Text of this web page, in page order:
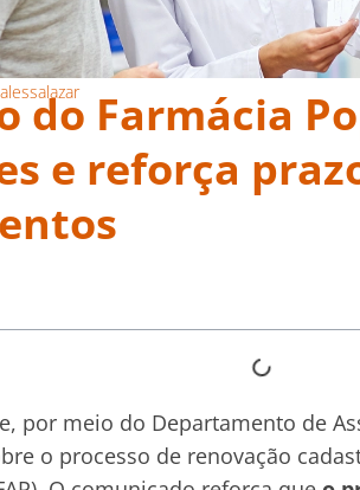
do Farmácia
e reforça
por meio do Departamento de
o processo de renovação